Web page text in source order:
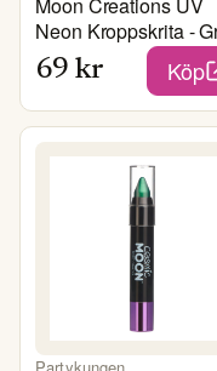
Neon Kroppskrita -
69 kr Köp